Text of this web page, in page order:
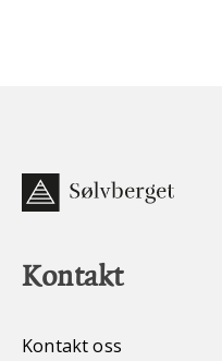
Kontakt
Kontakt oss